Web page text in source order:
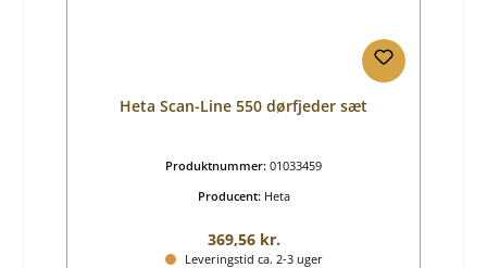
Heta Scan-Line 550 dørfjeder sæt
Produktnummer: 01033459
Producent: Heta
Almindelig pris:
369,56 kr.
Leveringstid ca. 2-3 uger